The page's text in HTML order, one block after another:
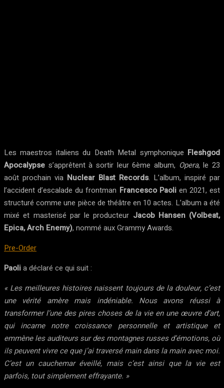
Les maestros italiens du Death Metal symphonique Fleshgod
Apocalypse s’apprêtent à sortir leur 6ème album, Opera, le 23
août prochain via Nuclear Blast Records. L’album, inspiré par
l’accident d’escalade du frontman Francesco Paolien 2021, est
structuré comme une pièce de théâtre en 10 actes. L’album a été
mixé et masterisé par le producteur Jacob Hansen (Volbeat,
Epica, Arch Enemy), nommé aux Grammy Awards.
Pre-Order
Paolia déclaré ce qui suit :
« Les meilleures histoires naissent toujours de la douleur, c’est
une vérité amère mais indéniable. Nous avons réussi à
transformer l’une des pires choses de la vie en une œuvre d’art,
qui incarne notre croissance personnelle et artistique et
emmène les auditeurs sur des montagnes russes d’émotions, où
ils peuvent vivre ce que j’ai traversé main dans la main avec moi.
C’est un cauchemar éveillé, mais c’est ainsi que la vie est
parfois, tout simplement effrayante. »